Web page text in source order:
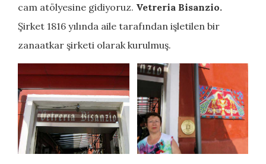
cam atölyesine gidiyoruz. Vetreria Bisanzio.
Şirket 1816 yılında aile tarafından işletilen bir
zanaatkar şirketi olarak kurulmuş.